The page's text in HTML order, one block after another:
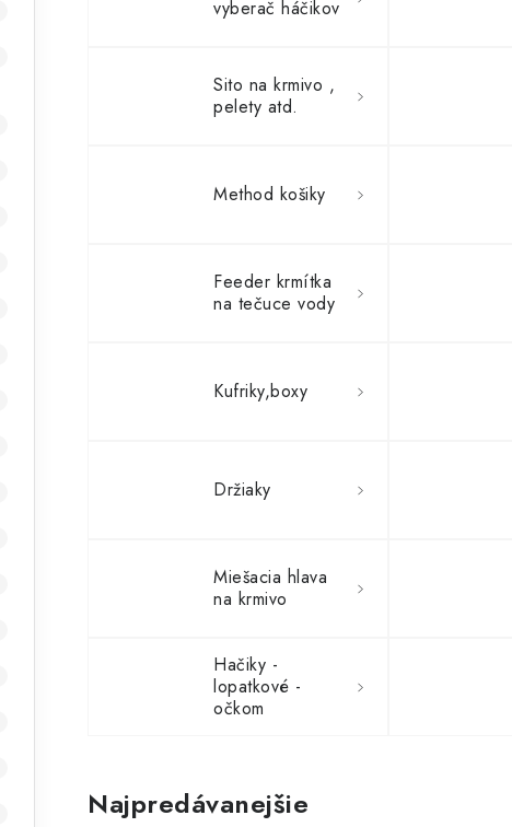
vyberač háčikov
Sito na krmivo ,
pelety atd.
Method košiky
Feeder krmítka
na tečuce vody
Kufriky,boxy
Držiaky
Miešacia hlava
na krmivo
Hačiky -
lopatkové -
očkom
Najpredávanejšie